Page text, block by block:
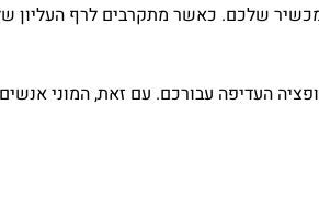
הכרטיס ובתאימות שלו למכשיר שלכם. כאשר מתקרבים לרף
העדיפה עבורכם. עם זאת, המוני